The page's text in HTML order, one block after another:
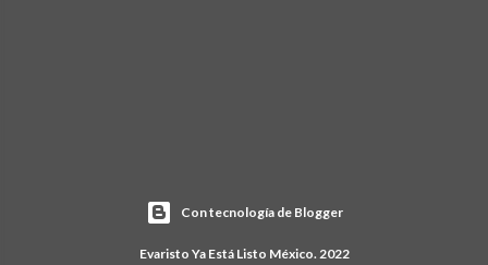
Con tecnología de Blogger
Evaristo Ya Está Listo México. 2022